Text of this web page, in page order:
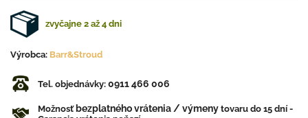
zvyčajne 2 až 4 dni
Výrobca: Barr&Stroud
Tel. objednávky: 0911 466 006
Možnosťbezplatného vrátenia / výmeny tovaru do 15 dní -